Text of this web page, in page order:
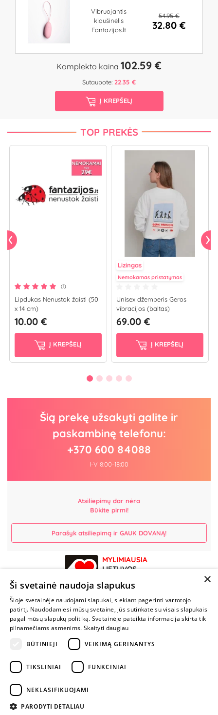
Vibruojantis
kiaušinėlis
Fantazijos.lt
54.95 €
32.80 €
Komplekto kaina 102.59 €
Sutaupote: 22.35 €
Į KREPŠELĮ
TOP PREKĖS
(1)
Lipdukas Nenustok žaisti (50
x 14 cm)
10.00 €
Į KREPŠELĮ
Lizingas
Nemokamas pristatymas
Unisex džemperis Geros
vibracijos (baltas)
69.00 €
Į KREPŠELĮ
Šią prekę užsakyti galite ir
paskambinę telefonu:
+370 600 84088
I-V 8:00-18:00
Atsiliepimų dar nėra
Būkite pirmi!
Parašyk atsiliepimą ir GAUK DOVANĄ!
MYLIMIAUSIA
LIETUVOS
PARDUOTUVĖ
NENUSTOK
ŽAISTI
+370 600 84088
info@fantazijos.lt
P. Lukšio g. 2, Vilnius ("Sigma" teritorija)
facebook.com/Fantazijos.lt
×
Ši svetainė naudoja slapukus
Šioje svetainėje naudojami slapukai, siekiant pagerinti vartotojo
patirtį. Naudodamiesi mūsų svetaine, jūs sutinkate su visais slapukais
pagal mūsų slapukų politiką. Svetainėje pateikta informacija skirta tik
pilnamečiams asmenims. Skaityti daugiau
BŪTINIEJI
VEIKIMĄ GERINANTYS
TIKSLINIAI FUNKCINIAI
NEKLASIFIKUOJAMI
PARODYTI DETALIAU